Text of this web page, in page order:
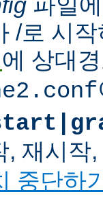
/로 시
에 상대
, 재시작
중단하